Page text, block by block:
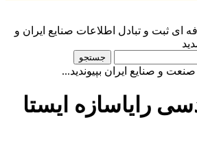
ای ثبت و تبادل اطلاعات صنایع ایران و
و صنایع ایران بپیوندید...
رایاسازه ایستا